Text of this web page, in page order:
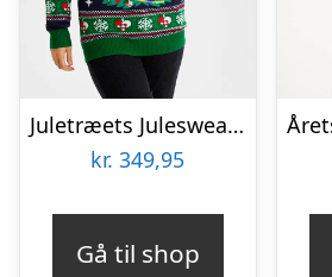
Juletræets Julesweater Navy LED – dame / kvinder
kr. 349,95
Gå til shop